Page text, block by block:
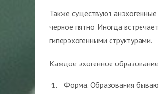
Также существуют
черное пятно. Иногда
гиперэхогенными структурами.
Каждое эхогенное
Форма. Образования